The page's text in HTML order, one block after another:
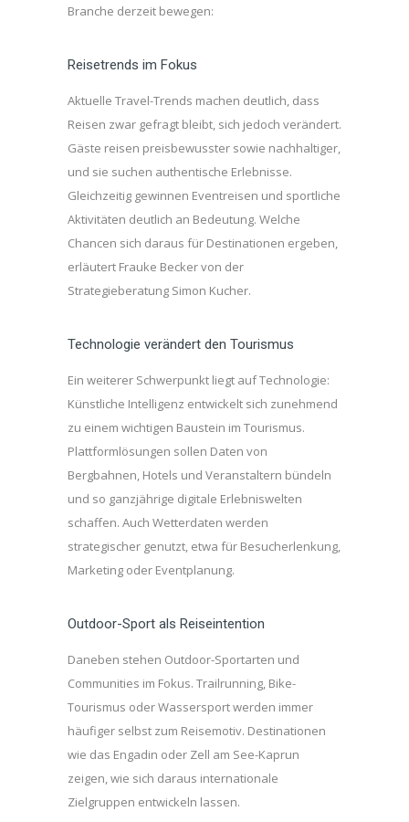
Branche derzeit bewegen:
Reisetrends im Fokus
Aktuelle Travel-Trends machen deutlich, dass
Reisen zwar gefragt bleibt, sich jedoch verändert.
Gäste reisen preisbewusster sowie nachhaltiger,
und sie suchen authentische Erlebnisse.
Gleichzeitig gewinnen Eventreisen und sportliche
Aktivitäten deutlich an Bedeutung. Welche
Chancen sich daraus für Destinationen ergeben,
erläutert Frauke Becker von der
Strategieberatung Simon Kucher.
Technologie verändert den Tourismus
Ein weiterer Schwerpunkt liegt auf Technologie:
Künstliche Intelligenz entwickelt sich zunehmend
zu einem wichtigen Baustein im Tourismus.
Plattformlösungen sollen Daten von
Bergbahnen, Hotels und Veranstaltern bündeln
und so ganzjährige digitale Erlebniswelten
schaffen. Auch Wetterdaten werden
strategischer genutzt, etwa für Besucherlenkung,
Marketing oder Eventplanung.
Outdoor-Sport als Reiseintention
Daneben stehen Outdoor-Sportarten und
Communities im Fokus. Trailrunning, Bike-
Tourismus oder Wassersport werden immer
häufiger selbst zum Reisemotiv. Destinationen
wie das Engadin oder Zell am See-Kaprun
zeigen, wie sich daraus internationale
Zielgruppen entwickeln lassen.